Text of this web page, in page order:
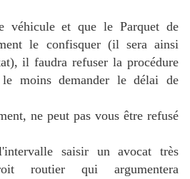
véhicule et que le Parquet de
le confisquer (il sera ainsi
il faudra refuser la procédure
moins demander le délai de
ne peut pas vous être refusé
saisir un avocat très
routier qui argumentera